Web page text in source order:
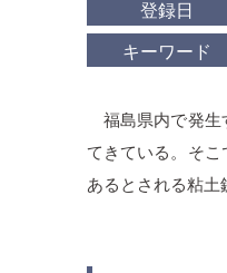
登録日
キーワード
福島県内で発生
てきている。そ
あるとされる粘